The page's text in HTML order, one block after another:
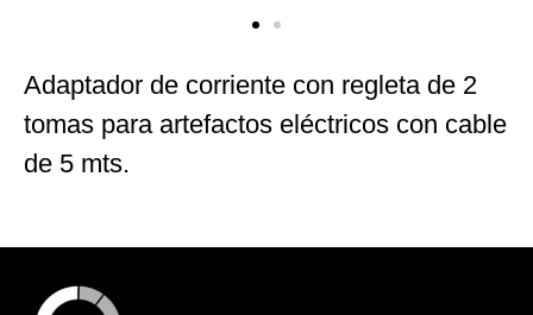
Adaptador de corriente con regleta de 2
tomas para artefactos eléctricos con cable
de 5 mts.